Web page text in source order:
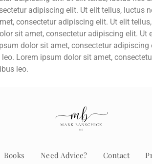
adipiscing elit. Ut elit tellus, luctus
consectetur adipiscing elit. Ut elit
sit amet, consectetur adipiscing elit. Ut
dolor sit amet, consectetur adipiscing
Lorem ipsum dolor sit amet,
leo.
Books Need Advice? Contact